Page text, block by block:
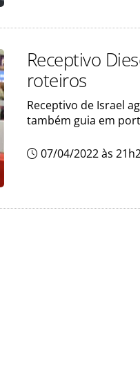
Receptivo
roteiros
Receptivo de Israel
também guia em
07/04/2022 às